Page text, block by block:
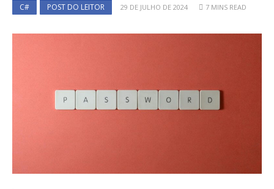
C# POST DO LEITOR 29 DE JULHO DE 2024 7 MINS READ